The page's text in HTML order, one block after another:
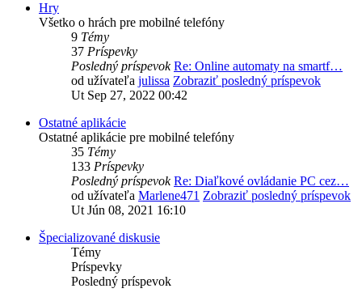
Hry
Všetko o hrách pre mobilné telefóny
9 Témy
37 Príspevky
Posledný príspevok Re: Online automaty na smartf…
od užívateľa julissa Zobraziť posledný príspevok
Ut Sep 27, 2022 00:42
Ostatné aplikácie
Ostatné aplikácie pre mobilné telefóny
35 Témy
133 Príspevky
Posledný príspevok Re: Diaľkové ovládanie PC cez…
od užívateľa Marlene471 Zobraziť posledný príspevok
Ut Jún 08, 2021 16:10
Špecializované diskusie
Témy
Príspevky
Posledný príspevok